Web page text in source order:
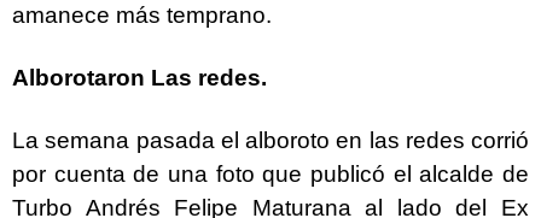
amanece más temprano.
Alborotaron Las redes.
La semana pasada el alboroto en las redes corrió
por cuenta de una foto que publicó el alcalde de
Turbo Andrés Felipe Maturana al lado del Ex